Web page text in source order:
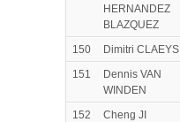
HERNANDEZ
BLAZQUEZ
150 Dimitri CLAEYS
151
Dennis VAN
WINDEN
152 Cheng JI